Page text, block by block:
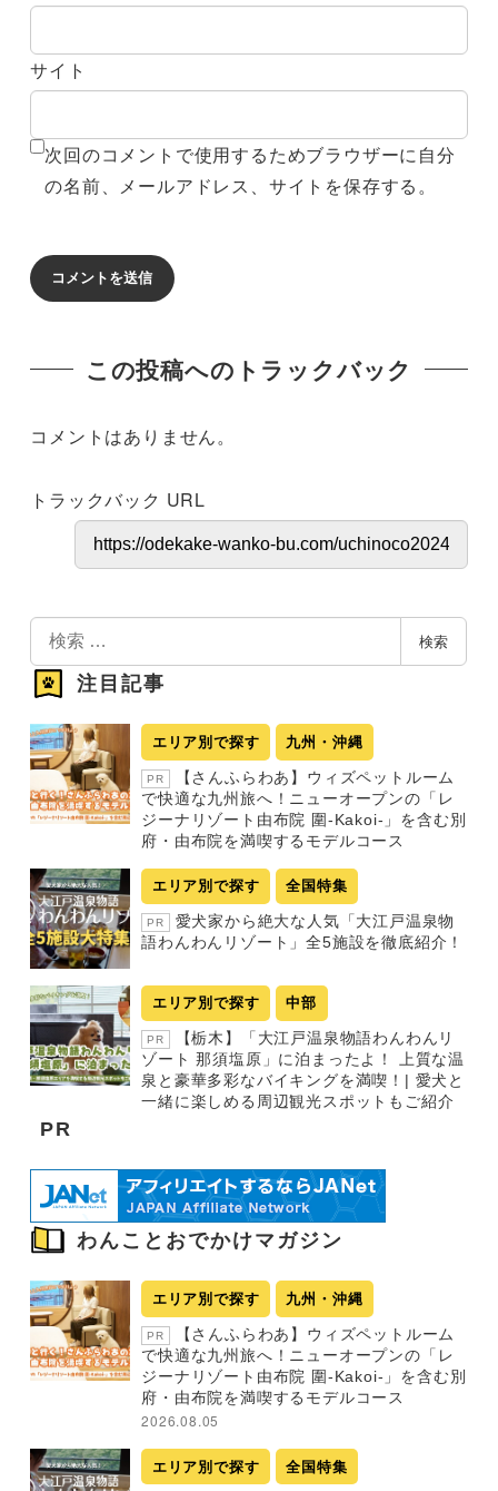
サイト
次回のコメントで使用するためブラウザーに自分
の名前、メールアドレス、サイトを保存する。
この投稿へのトラックバック
コメントはありません。
トラックバック URL
索
検索
注目記事
エリア別で探す 九州・沖縄
PR
【さんふらわあ】ウィズペットルーム
で快適な九州旅へ！ニューオープンの「レ
ジーナリゾート由布院 圍-Kakoi-」を含む別
府・由布院を満喫するモデルコース
エリア別で探す 全国特集
PR
愛犬家から絶大な人気「大江戸温泉物
語わんわんリゾート」全5施設を徹底紹介！
エリア別で探す 中部
PR
【栃木】「大江戸温泉物語わんわんリ
ゾート 那須塩原」に泊まったよ！ 上質な温
泉と豪華多彩なバイキングを満喫！| 愛犬と
一緒に楽しめる周辺観光スポットもご紹介
PR
わんことおでかけマガジン
エリア別で探す 九州・沖縄
PR
【さんふらわあ】ウィズペットルーム
で快適な九州旅へ！ニューオープンの「レ
ジーナリゾート由布院 圍-Kakoi-」を含む別
府・由布院を満喫するモデルコース
2026.08.05
エリア別で探す 全国特集